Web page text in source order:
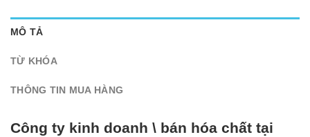
MÔ TẢ
TỪ KHÓA
THÔNG TIN MUA HÀNG
Công ty kinh doanh \ bán hóa chất tại